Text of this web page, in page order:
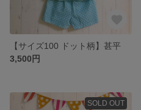
【サイズ100 ドット柄】甚平
3,500円
SOLD OUT